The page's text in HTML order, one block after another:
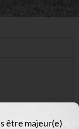
être majeur(e)